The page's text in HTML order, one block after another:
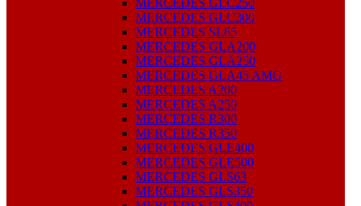
MERCEDES GLC300
MERCEDES SL65
MERCEDES GLA200
MERCEDES GLA250
MERCEDES GLA45 AMG
MERCEDES A200
MERCEDES A250
MERCEDES R300
MERCEDES R350
MERCEDES GLE400
MERCEDES GLE500
MERCEDES GLS63
MERCEDES GLS350